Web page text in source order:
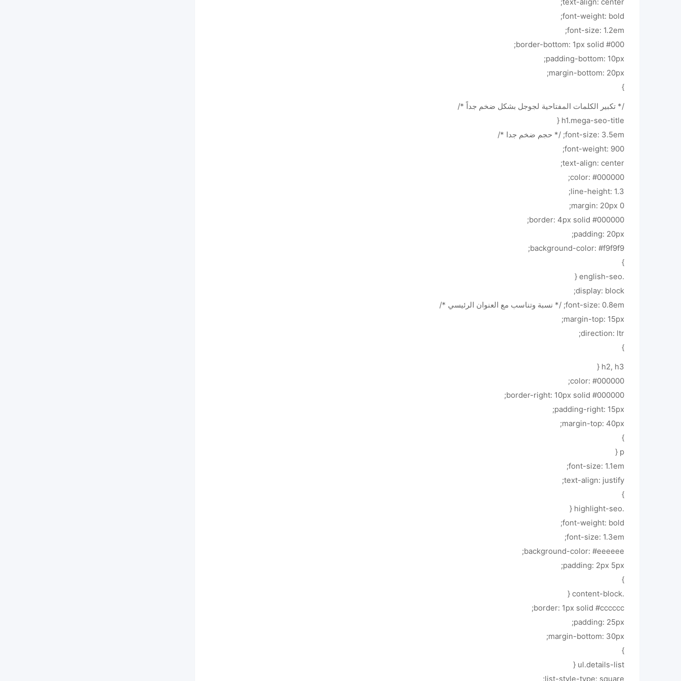
font-weight: bold;
font-size: 1.2em;
border-bottom: 1px solid #000;
padding-bottom: 10px;
margin-bottom: 20px;
}
/* تكبير الكلمات المفتاحية لجوجل بشكل ضخم جداً */
h1.mega-seo-title {
font-size: 3.5em; /* حجم ضخم جدا */
font-weight: 900;
text-align: center;
color: #000000;
line-height: 1.3;
margin: 20px 0;
border: 4px solid #000000;
padding: 20px;
background-color: #f9f9f9;
}
.english-seo {
display: block;
font-size: 0.8em; /* نسبة وتناسب مع العنوان الرئيسي */
margin-top: 15px;
direction: ltr;
}
h2, h3 {
color: #000000;
border-right: 10px solid #000000;
padding-right: 15px;
margin-top: 40px;
}
p {
font-size: 1.1em;
text-align: justify;
}
.highlight-seo {
font-weight: bold;
font-size: 1.3em;
background-color: #eeeeee;
padding: 2px 5px;
}
.content-block {
border: 1px solid #cccccc;
padding: 25px;
margin-bottom: 30px;
}
ul.details-list {
list-style-type: square;